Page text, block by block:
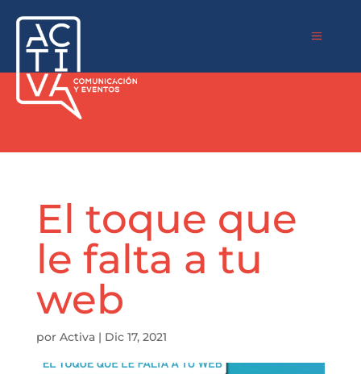
a
El toque que
le falta a tu
web
por Activa| Dic 17, 2021